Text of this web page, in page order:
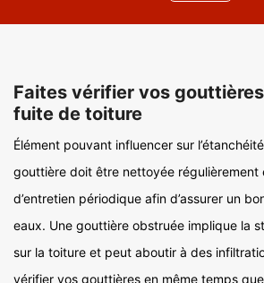
Faites vérifier vos
fuite de toiture
Élément pouvant influencer sur
gouttière doit être nettoyée régulièrement
d’entretien périodique afin d’assurer un
eaux. Une gouttière obstruée implique la
sur la toiture et peut aboutir à des
vérifier vos gouttières en même temps